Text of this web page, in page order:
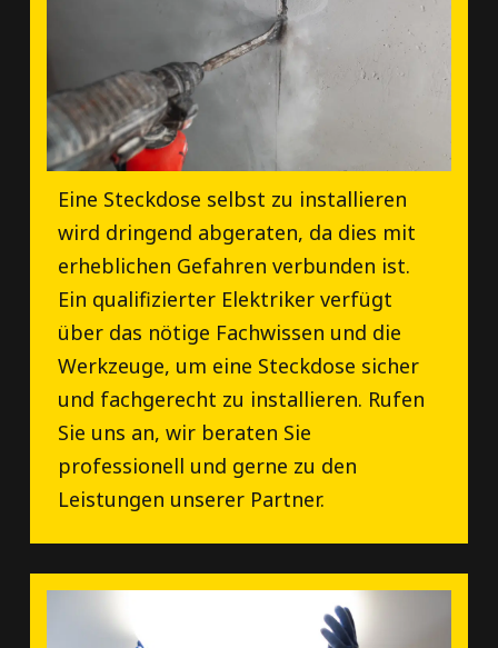
Eine Steckdose selbst zu installieren
wird dringend abgeraten, da dies mit
erheblichen Gefahren verbunden ist.
Ein qualifizierter Elektriker verfügt
über das nötige Fachwissen und die
Werkzeuge, um eine Steckdose sicher
und fachgerecht zu installieren. Rufen
Sie uns an, wir beraten Sie
professionell und gerne zu den
Leistungen unserer Partner.